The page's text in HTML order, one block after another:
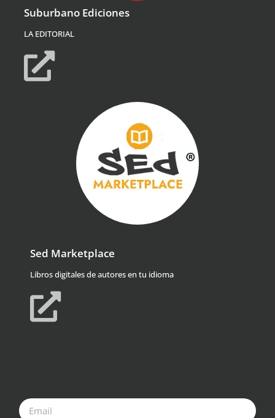
Suburbano Ediciones
LA EDITORIAL
Sed Marketplace
Libros digitales de autores en tu idioma